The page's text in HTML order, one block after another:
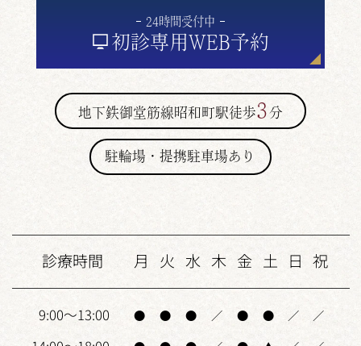
24時間受付中
初診専用WEB予約
地下鉄御堂筋線昭和町駅徒歩3分
駐輪場・提携駐車場あり
診療時間 月 火 水 木 金 土 日 祝
9:00～13:00 ● ● ● ／ ● ● ／ ／